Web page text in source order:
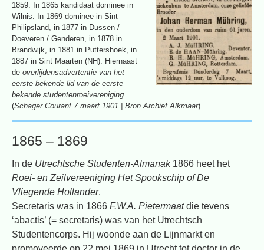
1859. In 1865 kandidaat dominee in
Wilnis. In 1869 dominee in Sint
Philipsland, in 1877 in Dussen /
Doeveren / Genderen, in 1878 in
Brandwijk, in 1881 in Puttershoek, in
1887 in Sint Maarten (NH). Hiernaast
de overlijdensadvertentie van het
eerste bekende lid van de eerste
bekende studentenroeivereniging
(Schager Courant 7 maart 1901 | Bron Archief Alkmaar).
1865 – 1869
In de Utrechtsche Studenten-Almanak1866 heet het
Roei- en Zeilvereeniging Het Spookschip of De
Vliegende Hollander.
Secretaris was in 1866 F.W.A. Pietermaatdie tevens
‘abactis’ (= secretaris) was van het Utrechtsch
Studentencorps. Hij woonde aan de Lijnmarkt en